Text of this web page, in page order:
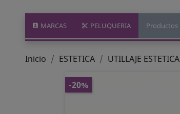
MARCAS PELUQUERIA Productos
Inicio ESTETICA UTILLAJE ESTETICA
-20%